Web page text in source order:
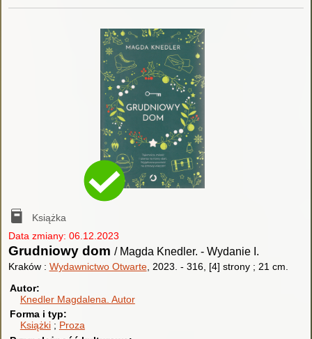
Książka
Data zmiany: 06.12.2023
Grudniowy dom / Magda Knedler. - Wydanie I.
Kraków : Wydawnictwo Otwarte, 2023. - 316, [4] strony ; 21 cm.
Autor
Knedler Magdalena. Autor
Forma i typ
Książki
Proza